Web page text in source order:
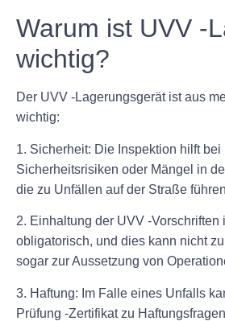
Warum ist UVV -
wichtig?
Der UVV -Lagerungsgerät ist aus
wichtig:
1. Sicherheit: Die Inspektion hilft
Sicherheitsrisiken oder Mängel in
die zu Unfällen auf der Straße
2. Einhaltung der UVV -Vorschriften
obligatorisch, und dies kann nicht
sogar zur Aussetzung von
3. Haftung: Im Falle eines Unfalls
Prüfung -Zertifikat zu